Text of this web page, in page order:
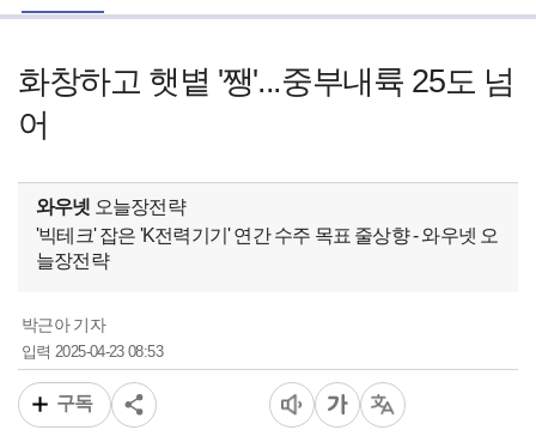
화창하고 햇볕 '쨍'...중부내륙 25도 넘
어
와우넷 오늘장전략
'빅테크' 잡은 'K전력기기' 연간 수주 목표 줄상향 - 와우넷 오
늘장전략
박근아 기자
입력 2025-04-23 08:53
구독